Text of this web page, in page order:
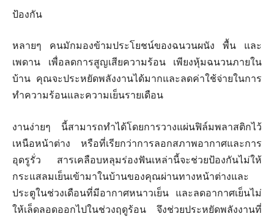
ป้องกัน
หลายๆ คนมักมองข้ามประโยชน์ของฉนวนผนัง พื้น และ
เพดาน เพื่อลดการสูญเสียความร้อน เพียงหุ้มฉนวนภายใน
บ้าน คุณจะประหยัดพลังงานได้มากและลดค่าใช้จ่ายในการ
ทำความร้อนและความเย็นรายเดือน
งานง่ายๆ นี้สามารถทำได้โดยการวางแผ่นฟิล์มพลาสติกไว้
เหนือหน้าต่าง หรือที่เรียกว่าการลอกสภาพอากาศและการ
อุดรูรั่ว สารเคลือบหลุมร่องฟันเหล่านี้จะช่วยป้องกันไม่ให้
กระแสลมเย็นเข้ามาในบ้านของคุณผ่านทางหน้าต่างและ
ประตูในช่วงเดือนที่มีอากาศหนาวเย็น และลดอากาศเย็นไม่
ให้เล็ดลอดออกไปในช่วงฤดูร้อน จึงช่วยประหยัดพลังงานที่